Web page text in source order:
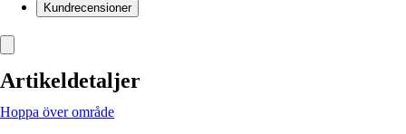
Kundrecensioner
Artikeldetaljer
Hoppa över område